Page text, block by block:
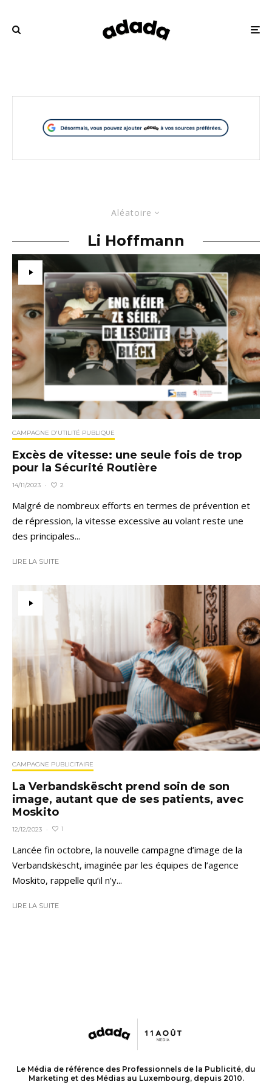
Aléatoire
Li Hoffmann
CAMPAGNE D'UTILITÉ PUBLIQUE
Excès de vitesse: une seule fois de trop
pour la Sécurité Routière
14/11/2023 · 2
Malgré de nombreux efforts en termes de prévention et
de répression, la vitesse excessive au volant reste une
des principales...
LIRE LA SUITE
CAMPAGNE PUBLICITAIRE
La Verbandskëscht prend soin de son
image, autant que de ses patients, avec
Moskito
12/12/2023 · 1
Lancée fin octobre, la nouvelle campagne d’image de la
Verbandskëscht, imaginée par les équipes de l’agence
Moskito, rappelle qu’il n’y...
LIRE LA SUITE
Le Média de référence des Professionnels de la Publicité, du
Marketing et des Médias au Luxembourg, depuis 2010.